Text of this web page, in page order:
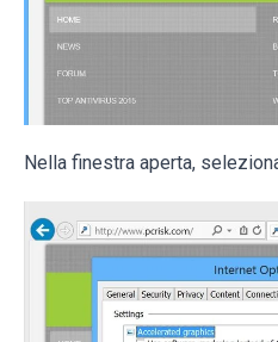
Nella finestra aperta,